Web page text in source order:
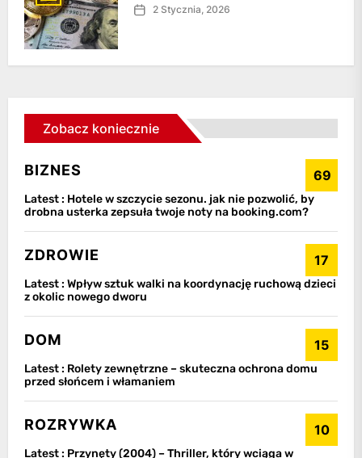
2 Stycznia, 2026
Zobacz koniecznie
BIZNES 69
Latest : Hotele w szczycie sezonu. jak nie pozwolić, by
drobna usterka zepsuła twoje noty na booking.com?
ZDROWIE 17
Latest : Wpływ sztuk walki na koordynację ruchową dzieci
z okolic nowego dworu
DOM 15
Latest : Rolety zewnętrzne – skuteczna ochrona domu
przed słońcem i włamaniem
ROZRYWKA 10
Latest : Przynęty (2004) – Thriller, który wciąga w